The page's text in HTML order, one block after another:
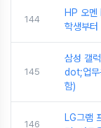
144
HP 오
학생부
145
삼성 갤
dot;업무
함)
146
LG그램